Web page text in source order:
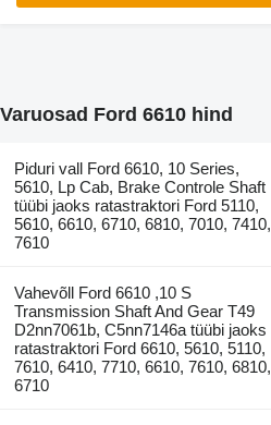
Varuosad Ford 6610 hind
Piduri vall Ford 6610, 10 Series,
5610, Lp Cab, Brake Controle Shaft
tüübi jaoks ratastraktori Ford 5110,
5610, 6610, 6710, 6810, 7010, 7410,
7610
Vahevõll Ford 6610 ,10 S
Transmission Shaft And Gear T49
D2nn7061b, C5nn7146a tüübi jaoks
ratastraktori Ford 6610, 5610, 5110,
7610, 6410, 7710, 6610, 7610, 6810,
6710